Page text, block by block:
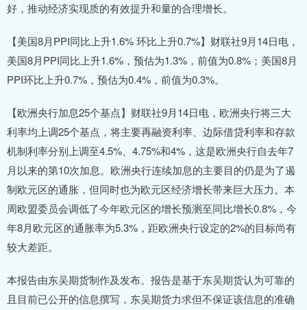
好，推动经济实现质的有效提升和量的合理增长。
【美国8月PPI同比上升1.6% 环比上升0.7%】财联社9月14日电，
美国8月PPI同比上升1.6%，预估为1.3%，前值为0.8%；美国8月
PPI环比上升0.7%，预估为0.4%，前值为0.3%。
【欧洲央行加息25个基点】财联社9月14日电，欧洲央行将三大
利率均上调25个基点，将主要再融资利率、边际借贷利率和存款
机制利率分别上调至4.5%、4.75%和4%，这是欧洲央行自去年7
月以来的第10次加息。欧洲央行连续加息的主要目的仍是为了遏
制欧元区的通胀，但同时也为欧元区经济增长带来巨大压力。本
周欧盟委员会调低了今年欧元区的增长预测至同比增长0.8%，今
年8月欧元区的通胀率为5.3%，距欧洲央行设定的2%的目标尚有
较大差距。
本报告由东吴期货制作及发布。报告是基于东吴期货认为可靠的
且目前已公开的信息撰写，东吴期货力求但不保证该信息的准确